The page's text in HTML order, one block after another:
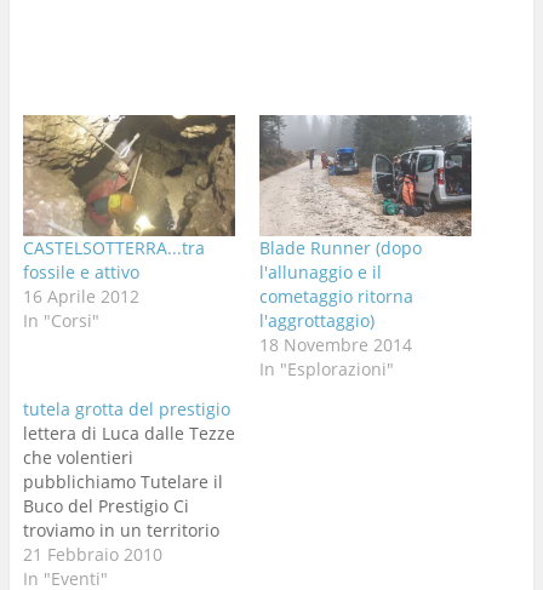
CASTELSOTTERRA...tra
fossile e attivo
16 Aprile 2012
In "Corsi"
Blade Runner (dopo
l'allunaggio e il
cometaggio ritorna
l'aggrottaggio)
18 Novembre 2014
In "Esplorazioni"
tutela grotta del prestigio
lettera di Luca dalle Tezze
che volentieri
pubblichiamo Tutelare il
Buco del Prestigio Ci
troviamo in un territorio
collinare proprio a
ridosso della pianura ad
21 Febbraio 2010
In "Eventi"